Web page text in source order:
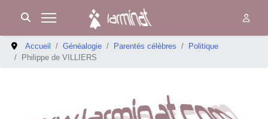
Accueil Généalogie Parentés célèbres
Politique
Philippe de VILLIERS